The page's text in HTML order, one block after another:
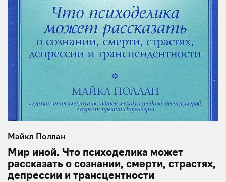
Майкл Поллан
Мир иной. Что психоделика может
рассказать о сознании, смерти, страстях,
депрессии и трансцентности